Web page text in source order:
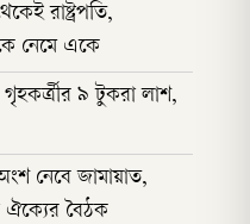
রাষ্ট্রপতি,
নেমে একে
গৃহকর্ত্রীর ৯ টুকরা লাশ,
অংশ নেবে জামায়াত,
ঐক্যের বৈঠক